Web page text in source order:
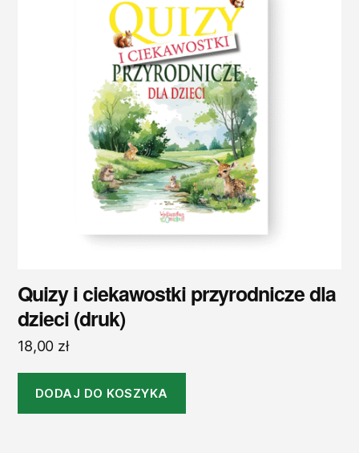
Quizy i ciekawostki przyrodnicze dla
dzieci (druk)
18,00 zł
DODAJ DO KOSZYKA